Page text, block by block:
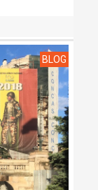
BLOG